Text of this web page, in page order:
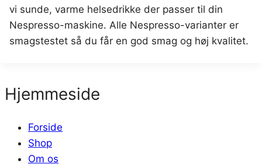
vi sunde, varme helsedrikke der passer til din
Nespresso-maskine. Alle Nespresso-varianter er
smagstestet så du får en god smag og høj kvalitet.
Hjemmeside
Forside
Shop
Om os